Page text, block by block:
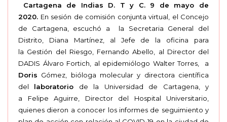
Cartagena de Indias D. T y C. 9 de mayo de
2020. En sesión de comisión conjunta virtual, el Concejo
de Cartagena, escuchó a la Secretaria General del
Distrito, Diana Martínez, al Jefe de la oficina para
la Gestión del Riesgo, Fernando Abello, al Director del
DADIS Álvaro Fortich, al epidemiólogo Walter Torres, a
Doris Gómez, bióloga molecular y directora científica
del laboratorio de la Universidad de Cartagena, y
a Felipe Aguirre, Director del Hospital Universitario,
quienes dieron a conocer los informes de seguimiento y